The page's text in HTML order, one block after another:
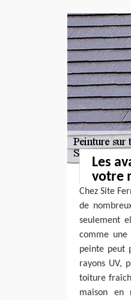
Les
votre
Chez Site
de
seulement
comme
peinte peut
rayons UV,
toiture
maison en